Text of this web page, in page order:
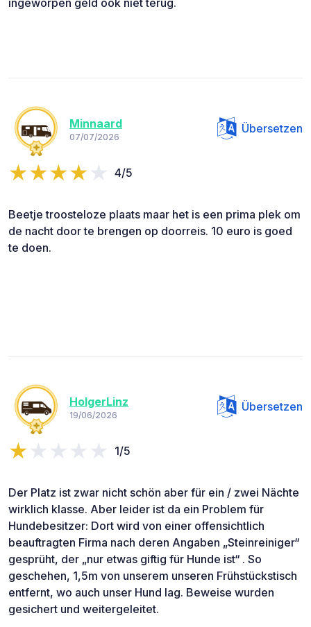
ingeworpen geld ook niet terug.
Minnaard
07/07/2026
Übersetzen
4/5
Beetje troosteloze plaats maar het is een prima plek om
de nacht door te brengen op doorreis. 10 euro is goed
te doen.
HolgerLinz
19/06/2026
Übersetzen
1/5
Der Platz ist zwar nicht schön aber für ein / zwei Nächte
wirklich klasse. Aber leider ist da ein Problem für
Hundebesitzer: Dort wird von einer offensichtlich
beauftragten Firma nach deren Angaben „Steinreiniger“
gesprüht, der „nur etwas giftig für Hunde ist“ . So
geschehen, 1,5m von unserem unseren Frühstückstisch
entfernt, wo auch unser Hund lag. Beweise wurden
gesichert und weitergeleitet.